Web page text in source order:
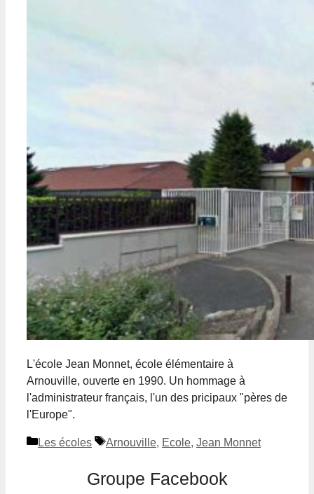
L'école Jean Monnet, école élémentaire à
Arnouville, ouverte en 1990. Un hommage à
l'administrateur français, l'un des pricipaux "pères de
l'Europe".
Catégories
Les écoles Étiquettes
Arnouville, Ecole, Jean Monnet
Groupe Facebook